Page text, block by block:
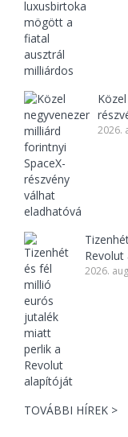
2026.
2026.
TOVÁBBI HÍREK >